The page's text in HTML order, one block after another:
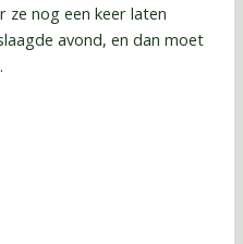
ze nog een keer laten
avond, en dan moet